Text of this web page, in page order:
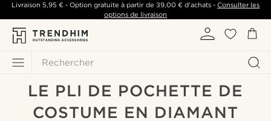
Rechercher
Livraison 5,95 €- Option gratuite à partir de 39,00 €d'achats -Consulter les
options de livraison
LE PLI DE POCHETTE DE
COSTUME EN DIAMANT